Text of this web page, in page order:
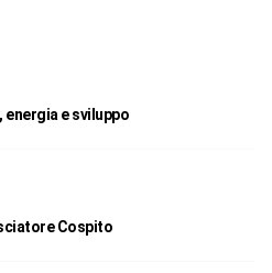
e sviluppo
Cospito